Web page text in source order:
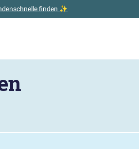
finden ✨